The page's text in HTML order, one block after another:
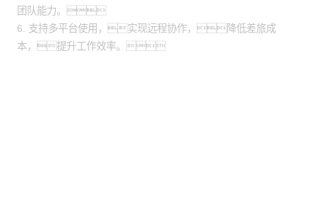
团队能力。
6. 支持多平台使用，实现远程协作，降低差旅成
本，提升工作效率。